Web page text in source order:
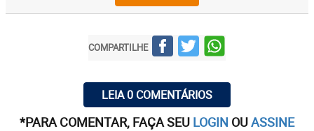
COMPARTILHE
LEIA 0 COMENTÁRIOS
*PARA COMENTAR, FAÇA SEU LOGIN OUASSINE